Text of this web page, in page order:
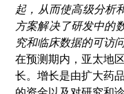
起，从而使高级分析
方案解决了研发中的
究和临床数据的可访
在预测期内，亚太地
长。增长是由扩大药